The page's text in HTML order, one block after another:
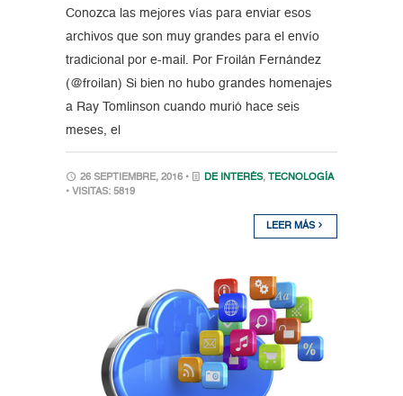
Conozca las mejores vías para enviar esos
archivos que son muy grandes para el envío
tradicional por e-mail. Por Froilán Fernández
(@froilan) Si bien no hubo grandes homenajes
a Ray Tomlinson cuando murió hace seis
meses, el
26 SEPTIEMBRE, 2016 • DE INTERÉS,
TECNOLOGÍA
• VISITAS: 5819
LEER MÁS